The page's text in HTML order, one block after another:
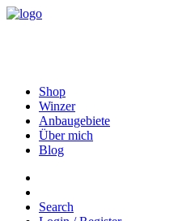
Shop
Winzer
Anbaugebiete
Über mich
Blog
Search